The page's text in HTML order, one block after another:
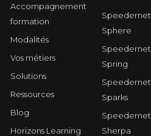
Accompagnement
formation
Modalités
Vos métiers
Solutions
Ressources
Blog
Horizons Learning
Speedernet
Sphere
Speedernet
Spring
Speedernet
Sparks
Speedernet
Sherpa